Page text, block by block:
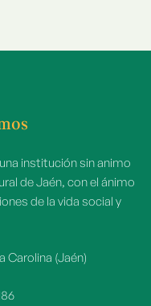
institución sin animo
de Jaén, con el ánimo
de la vida social y
Carolina (Jaén)